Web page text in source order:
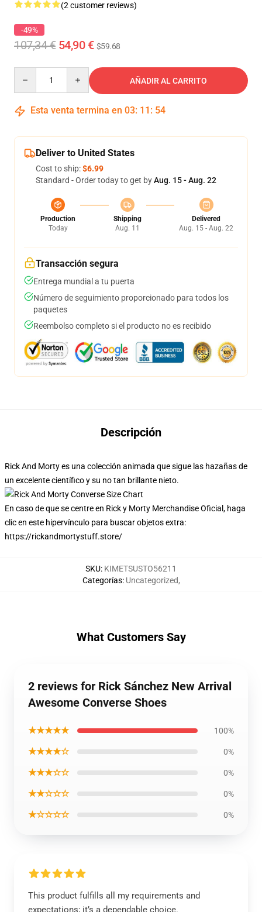
(2 customer reviews)
-49%
107,34 € 54,90 € $59.68
AÑADIR AL CARRITO
Esta venta termina en 03: 11 : 54
Deliver to United States
Cost to ship:$6.99
Standard - Order today to get byAug. 15 - Aug. 22
Production
Today
Shipping
Aug. 11
Delivered
Aug. 15 - Aug. 22
Transacción segura
Entrega mundial a tu puerta
Número de seguimiento proporcionado para todos los
paquetes
Reembolso completo si el producto no es recibido
Descripción
Rick And Morty es una colección animada que sigue las hazañas de
un excelente científico y su no tan brillante nieto.
En caso de que se centre en Rick y Morty Merchandise Oficial, haga
clic en este hipervínculo para buscar objetos extra:
https://rickandmortystuff.store/
SKU: KIMETSUSTO56211
Categorías: Uncategorized,
What Customers Say
2 reviews for Rick Sánchez New Arrival
Awesome Converse Shoes
★★★★★ 100%
★★★★☆ 0%
★★★☆☆ 0%
★★☆☆☆ 0%
★☆☆☆☆ 0%
This product fulfills all my requirements and
expectations; it’s a dependable choice.